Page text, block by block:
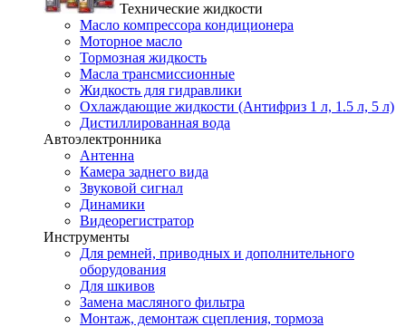
Технические жидкости
Масло компрессора кондиционера
Моторное масло
Тормозная жидкость
Масла трансмиссионные
Жидкость для гидравлики
Охлаждающие жидкости (Антифриз 1 л, 1.5 л, 5 л)
Дистиллированная вода
Автоэлектронника
Антенна
Камера заднего вида
Звуковой сигнал
Динамики
Видеорегистратор
Инструменты
Для ремней, приводных и дополнительного
оборудования
Для шкивов
Замена масляного фильтра
Монтаж, демонтаж сцепления, тормоза